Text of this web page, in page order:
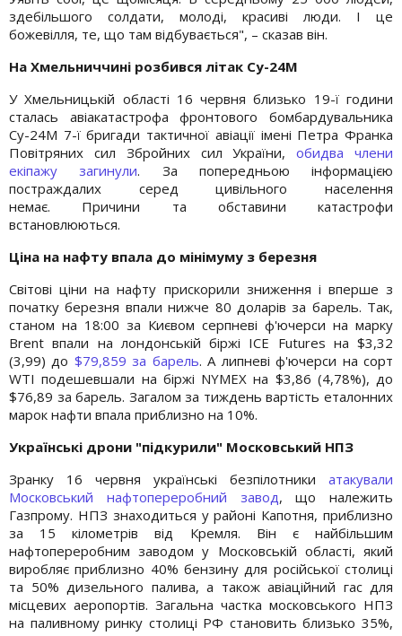
здебільшого солдати, молоді, красиві люди. І це
божевілля, те, що там відбувається", – сказав він.
На Хмельниччині розбився літак Су-24М
У Хмельницькій області 16 червня близько 19-ї години
сталась авіакатастрофа фронтового бомбардувальника
Су-24М 7-ї бригади тактичної авіації імені Петра Франка
Повітряних сил Збройних сил України,обидва члени
екіпажу загинули. За попередньою інформацією
постраждалих серед цивільного населення
немає. Причини та обставини катастрофи
встановлюються.
Ціна на нафту впала до мінімуму з березня
Світові ціни на нафту прискорили зниження і вперше з
початку березня впали нижче 80 доларів за барель. Так,
станом на 18:00 за Києвом серпневі ф'ючерси на марку
Brent впали на лондонській біржі ICE Futures на $3,32
(3,99) до $79,859 за барель. А липневі ф'ючерси на сорт
WTI подешевшали на біржі NYMEX на $3,86 (4,78%), до
$76,89 за барель. Загалом за тиждень вартість еталонних
марок нафти впала приблизно на 10%.
Українські дрони "підкурили" Московський НПЗ
Зранку 16 червня українські безпілотники атакували
Московський нафтопереробний завод, що належить
Газпрому. НПЗ знаходиться у районі Капотня, приблизно
за 15 кілометрів від Кремля. Він є найбільшим
нафтопереробним заводом у Московській області, який
виробляє приблизно 40% бензину для російської столиці
та 50% дизельного палива, а також авіаційний гас для
місцевих аеропортів. Загальна частка московського НПЗ
на паливному ринку столиці РФ становить близько 35%,